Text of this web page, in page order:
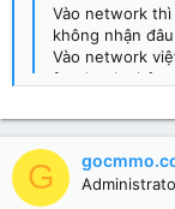
Vào network
không nhận đâu
Vào network
facebook nhân
cần tìm
người liên hệ
Network việt
Tham khảo:
G